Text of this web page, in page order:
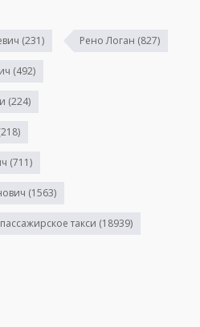
(231) Рено Логан (827)
(492)
(224)
(711)
(1563)
пассажирское такси (18939)